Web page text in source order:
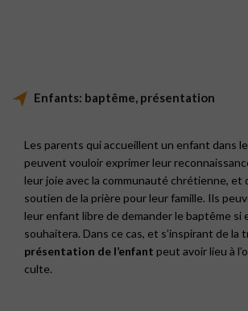
Enfants: baptême, présentation
Les parents qui accueillent un enfant dans
peuvent vouloir exprimer leur
leur joie avec la communauté chrétienne, et
soutien de la prière pour leur famille. Ils
leur enfant libre de demander le baptême si
souhaitera. Dans ce cas, et s’inspirant de la
présentation de l’enfant peut avoir lieu à
culte.